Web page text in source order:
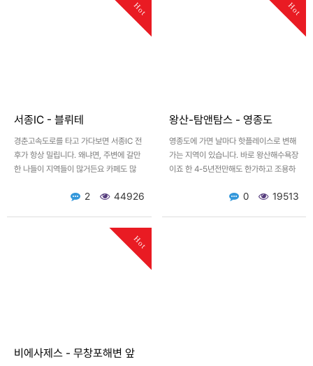
Hot
서종IC - 블뤼테
경춘고속도로를 타고 가다보면 서종IC 전
후가 항상 밀립니다. 왜냐면, 주변에 갈만
한 나들이 지역들이 많거든요 카페도 많
오는사람 서로 복잡합…2 44926
Hot
왕산-탐앤탐스 - 영종도
영종도에 가면 날마다 핫플레이스로 변해
가는 지역이 있습니다. 바로 왕산해수욕장
이죠 한 4-5년전만해도 한가하고 조용하
요트항구도 생기고 투썸…
0 19513
Hot
비에사제스 - 무창포해변 앞